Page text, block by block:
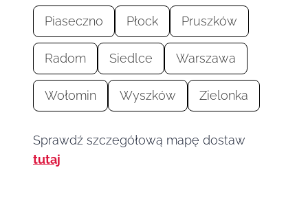
Piaseczno Płock Pruszków
Radom Siedlce Warszawa
Wołomin Wyszków Zielonka
Sprawdź szczegółową mapę dostaw
tutaj